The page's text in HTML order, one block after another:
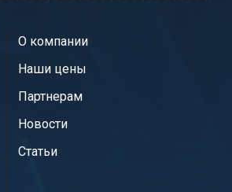
О компании
Наши цены
Партнерам
Новости
Статьи